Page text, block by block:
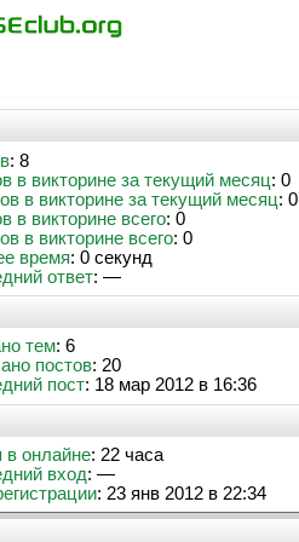
: 8
в викторине за текущий месяц: 0
в викторине за текущий месяц: 0
в викторине всего: 0
в викторине всего: 0
время: 0 секунд
ответ: —
тем: 6
постов: 20
пост: 18 мар 2012 в 16:36
в онлайне: 22 часа
вход: —
: 23 янв 2012 в 22:34